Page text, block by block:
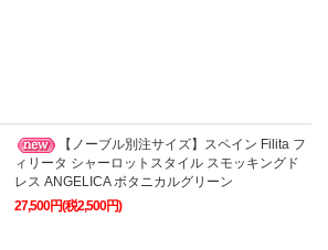
【ノーブル別注サイズ】スペイン Filita フ
ィリータ シャーロットスタイル スモッキングド
レス ANGELICA ボタニカルグリーン
27,500円(税2,500円)